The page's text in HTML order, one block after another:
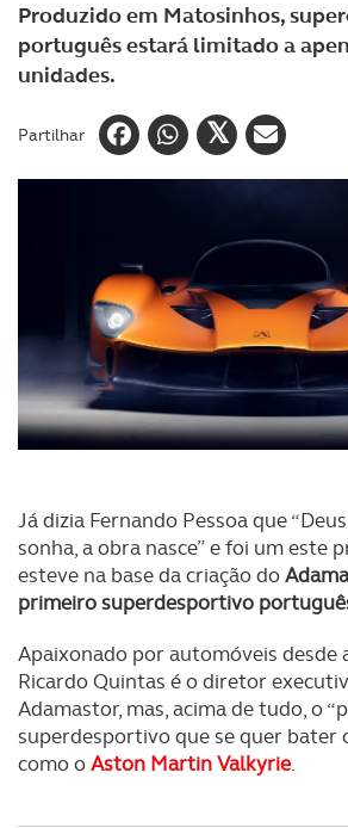
Produzido em Matosinhos,
português estará limitado a
unidades.
Partilhar
Já dizia Fernando Pessoa que
sonha, a obra nasce” e foi um este
esteve na base da criação do
primeiro superdesportivo
Apaixonado por automóveis desde
Ricardo Quintas é o diretor
Adamastor, mas, acima de tudo, o
superdesportivo que se quer bater
como oAston Martin Valkyrie.